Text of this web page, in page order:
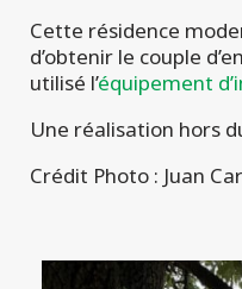
Cette résidence
d’obtenir le couple
utilisé l’équipement
Une réalisation hors
Crédit Photo : Juan